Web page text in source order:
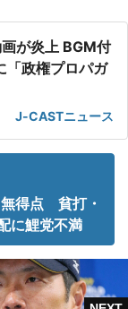
が炎上 BGM付
「政権プロパガ
J-CASTニュース
得点 貧打・
に鯉党不満